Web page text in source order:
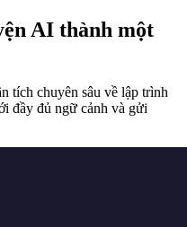
AI thành một
tích chuyên sâu về lập trình
đầy đủ ngữ cảnh và gửi